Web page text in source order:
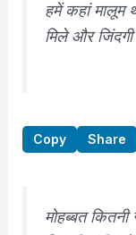
हमें कहां मालूम
मिले और जिंदगी
Copy Share
मोहब्बत